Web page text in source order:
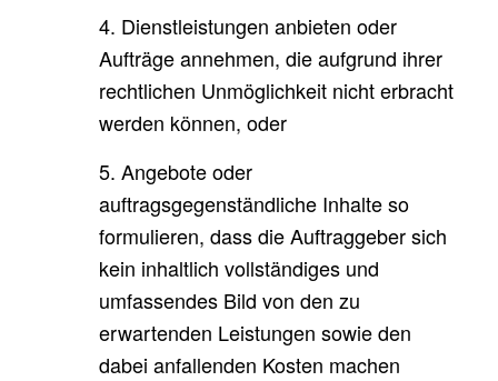
4. Dienstleistungen anbieten oder
Aufträge annehmen, die aufgrund ihrer
rechtlichen Unmöglichkeit nicht erbracht
werden können, oder
5. Angebote oder
auftragsgegenständliche Inhalte so
formulieren, dass die Auftraggeber sich
kein inhaltlich vollständiges und
umfassendes Bild von den zu
erwartenden Leistungen sowie den
dabei anfallenden Kosten machen